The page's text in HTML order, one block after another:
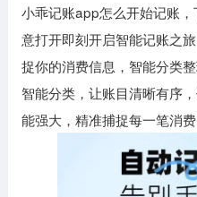
冒险解谜 赛
动作射击
小乖记账app怎么开始记账
意打开即刻开启智能记账之
捉你的消费信息，智能分类
智能分类，让账目清晰有序
能强大，精准捕捉每一笔消